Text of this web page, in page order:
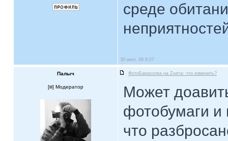
среде
30 июл, 09 9:27
Палыч ФотоБарахолка на Zнята: что изменить?
[ ] Модератор
Может
фотобумаги и
что